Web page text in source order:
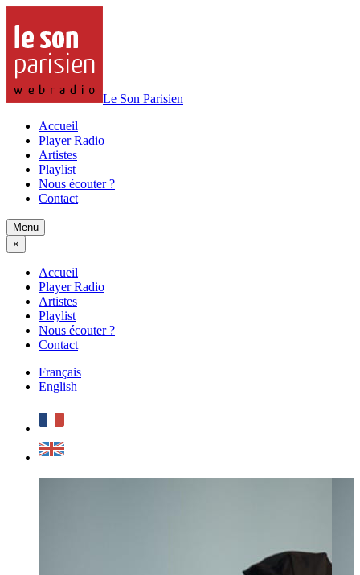
Le Son Parisien
Accueil
Player Radio
Artistes
Playlist
Nous écouter ?
Contact
Menu
×
Accueil
Player Radio
Artistes
Playlist
Nous écouter ?
Contact
Français
English